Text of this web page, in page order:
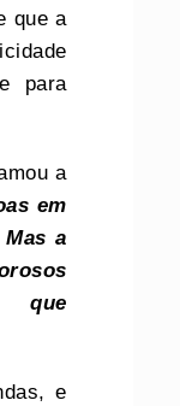
que a
para
a
em
a
que
e